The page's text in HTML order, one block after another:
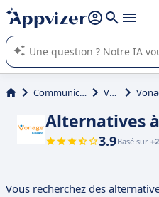
répondre (plusieurs lignes avec
L'IA de Appvizer vous guide
logiciel SaaS en entreprise.
Communication VoIP
Alternatives
3.9Basé sur
Vous recherchez des